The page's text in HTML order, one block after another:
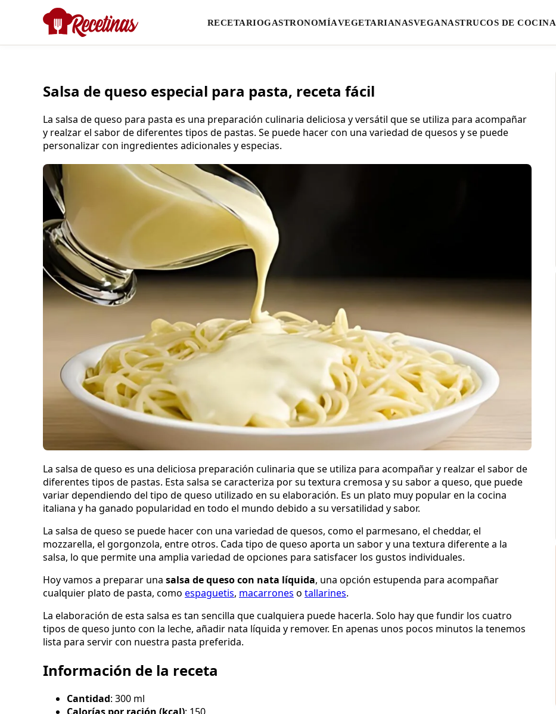
RECETARIOGASTRONOMÍAVEGETARIANASVEGANASTRUCOS DE COCINA
Salsa de queso especial para pasta, receta fácil
La salsa de queso para pasta es una preparación culinaria deliciosa y versátil que se utiliza para acompañar
y realzar el sabor de diferentes tipos de pastas. Se puede hacer con una variedad de quesos y se puede
personalizar con ingredientes adicionales y especias.
La salsa de queso es una deliciosa preparación culinaria que se utiliza para acompañar y realzar el sabor de
diferentes tipos de pastas. Esta salsa se caracteriza por su textura cremosa y su sabor a queso, que puede
variar dependiendo del tipo de queso utilizado en su elaboración. Es un plato muy popular en la cocina
italiana y ha ganado popularidad en todo el mundo debido a su versatilidad y sabor.
La salsa de queso se puede hacer con una variedad de quesos, como el parmesano, el cheddar, el
mozzarella, el gorgonzola, entre otros. Cada tipo de queso aporta un sabor y una textura diferente a la
salsa, lo que permite una amplia variedad de opciones para satisfacer los gustos individuales.
Hoy vamos a preparar una salsa de queso con nata líquida, una opción estupenda para acompañar
cualquier plato de pasta, como espaguetis, macarrones o tallarines.
La elaboración de esta salsa es tan sencilla que cualquiera puede hacerla. Solo hay que fundir los cuatro
tipos de queso junto con la leche, añadir nata líquida y remover. En apenas unos pocos minutos la tenemos
lista para servir con nuestra pasta preferida.
Información de la receta
Cantidad: 300 ml